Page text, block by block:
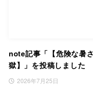
note記事「【危険な暑
獄】」を投稿しました
2026年7月25日